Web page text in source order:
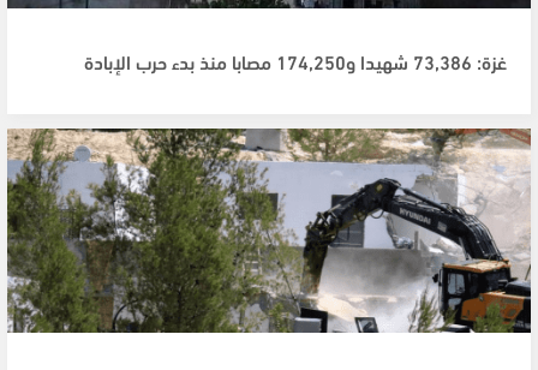
غزة: 73,386 شهيدا و174,250 مصابا منذ بدء حرب الإبادة